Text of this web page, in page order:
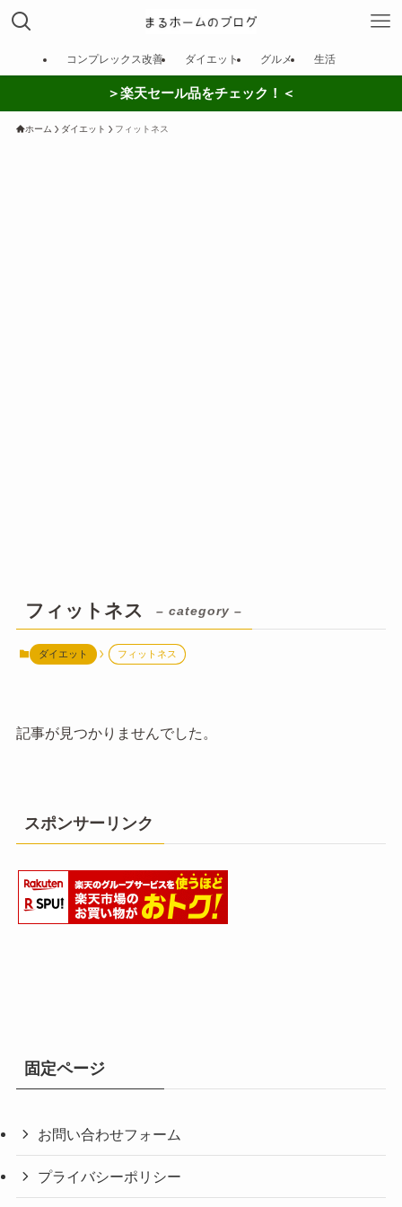
コンプレックス改善 ダイエット グルメ 生活
＞楽天セール品をチェック！＜
ホーム ダイエット フィットネス
フィットネス – category –
ダイエット フィットネス
記事が見つかりませんでした。
スポンサーリンク
固定ページ
お問い合わせフォーム
プライバシーポリシー